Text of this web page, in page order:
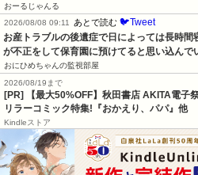
おーるじゃんる
2026/08/08 09:11
あとで読む 🐦Tweet
お産トラブルの後遺症で日によっては長時
が不正をして保育園に預けてると思い込んで
おにひめちゃんの監視部屋
2026/08/19まで
[PR] 【最大50%OFF】秋田書店 AKITA電子
リラーコミック特集!『おかえり、パパ』他
Kindleストア